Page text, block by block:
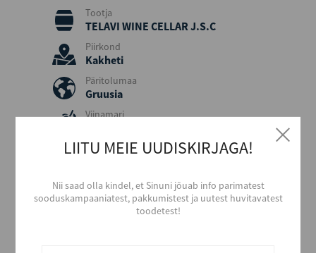
Tootja
TELAVI WINE CELLAR J.S.C
Piirkond
Kakheti
Päritolumaa
Gruusia
Viinamari
Värvus
Stiil
Magus ja aromaatne
LIITU MEIE UUDISKIRJAGA!
Nii saad olla kindel, et Sinuni jõuab info parimatest
sooduskampaaniatest, pakkumistest ja uutest huvitavatest
toodetest!